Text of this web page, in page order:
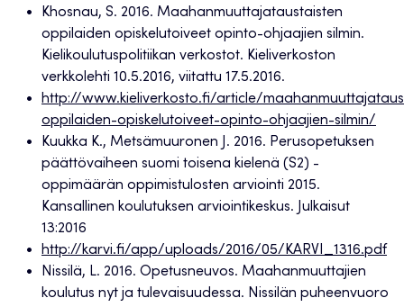
Khosnau, S. 2016. Maahanmuuttajataustaisten
oppilaiden opiskelutoiveet opinto-ohjaajien silmin.
Kielikoulutuspolitiikan verkostot. Kieliverkoston
verkkolehti 10.5.2016, viitattu 17.5.2016.
http://www.kieliverkosto.fi/article/
oppilaiden-opiskelutoiveet-opinto-ohjaajien-silmin/
Kuukka K., Metsämuuronen J. 2016. Perusopetuksen
päättövaiheen suomi toisena kielenä (S2) -
oppimäärän oppimistulosten arviointi 2015.
Kansallinen koulutuksen arviointikeskus. Julkaisut
13:2016
http://karvi.fi/app/uploads/2016/05/KARVI_1316.pdf
Nissilä, L. 2016. Opetusneuvos. Maahanmuuttajien
koulutus nyt ja tulevaisuudessa. Nissilän puheenvuoro